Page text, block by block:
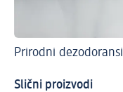
Prirodni dezodoransi
Slični proizvodi